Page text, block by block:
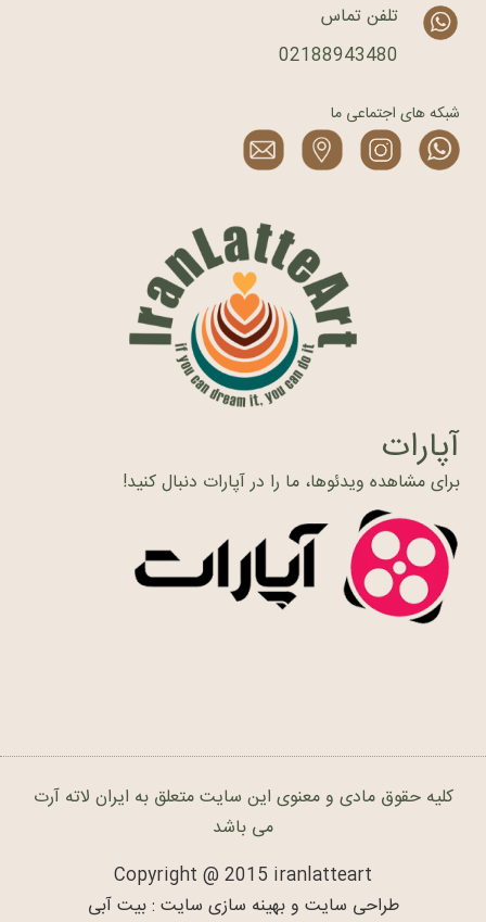
تلفن تماس
02188943480
شبکه های اجتماعی ما
آپارات
برای مشاهده ویدئوها، ما را در آپارات دنبال کنید!
کلیه حقوق مادی و معنوی این سایت متعلق به ایران لاته آرت
می باشد
Copyright @ 2015 iranlatteart
طراحی سایت و بهینه سازی سایت : بیت آبی